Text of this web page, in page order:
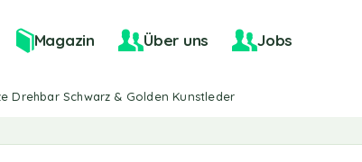
Magazin Über uns Jobs
Drehbar Schwarz & Golden Kunstleder